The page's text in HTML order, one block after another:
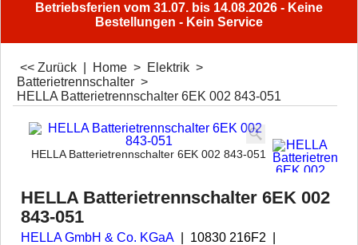
Betriebsferien vom 31.07. bis 14.08.2026 - Keine
Bestellungen - Kein Service
<< Zurück Home > Elektrik >
Batterietrennschalter >
HELLA Batterietrennschalter 6EK 002 843-051
HELLA Batterietrennschalter 6EK 002 843-051
HELLA Batterietrennschalter 6EK 002
843-051
HELLA GmbH & Co. KGaA
10830 216F2